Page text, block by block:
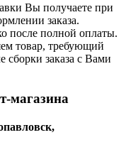
Вы получаете при
заказа.
после полной оплаты.
товар, требующий
сборки заказа с Вами
магазина